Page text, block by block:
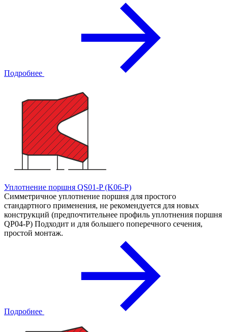
Подробнее
Уплотнение поршня QS01-P (K06-P)
Симметричное уплотнение поршня для простого
стандартного применения, не рекомендуется для новых
конструкций (предпочтительнее профиль уплотнения поршня
QP04-Р) Подходит и для большего поперечного сечения,
простой монтаж.
Подробнее